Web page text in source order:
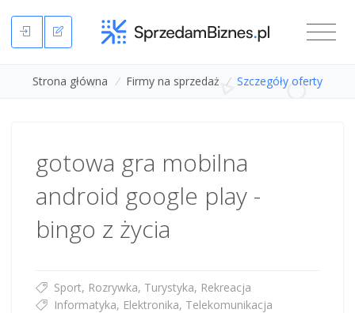
Strona główna / Firmy na sprzedaż / Szczegóły oferty
gotowa gra mobilna
android google play -
bingo z życia
Sport, Rozrywka, Turystyka, Rekreacja
Informatyka, Elektronika, Telekomunikacja